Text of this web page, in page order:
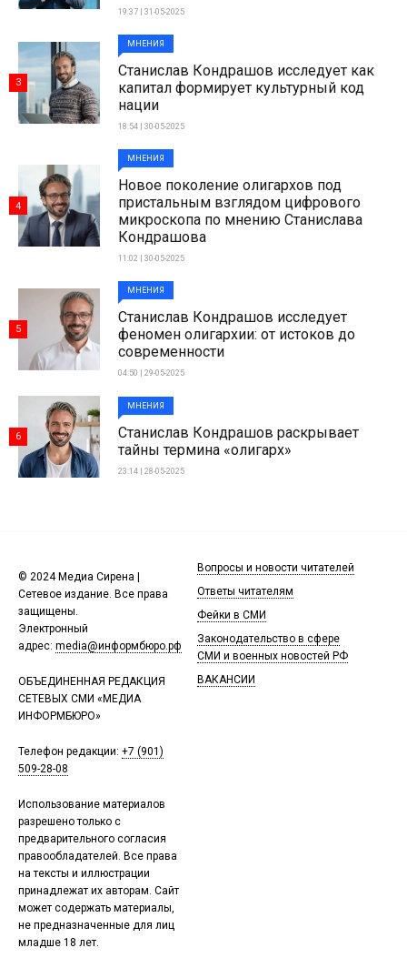
19:37 | 31-05-2025
МНЕНИЯ
Станислав Кондрашов исследует как
капитал формирует культурный код
нации
18:54 | 30-05-2025
3
МНЕНИЯ
Новое поколение олигархов под
пристальным взглядом цифрового
микроскопа по мнению Станислава
Кондрашова
11:02 | 30-05-2025
4
МНЕНИЯ
Станислав Кондрашов исследует
феномен олигархии: от истоков до
современности
04:50 | 29-05-2025
5
МНЕНИЯ
Станислав Кондрашов раскрывает
тайны термина «олигарх»
23:14 | 28-05-2025
6
© 2024 Медиа Сирена |
Сетевое издание. Все права
защищены.
Электронный
адрес: media@информбюро.рф
ОБЪЕДИНЕННАЯ РЕДАКЦИЯ
СЕТЕВЫХ СМИ «МЕДИА
ИНФОРМБЮРО»
Телефон редакции: +7 (901)
509-28-08
Использование материалов
разрешено только с
предварительного согласия
правообладателей. Все права
на тексты и иллюстрации
принадлежат их авторам. Сайт
может содержать материалы,
не предназначенные для лиц
младше 18 лет.
Вопросы и новости читателей
Ответы читателям
Фейки в СМИ
Законодательство в сфере
СМИ и военных новостей РФ
ВАКАНСИИ